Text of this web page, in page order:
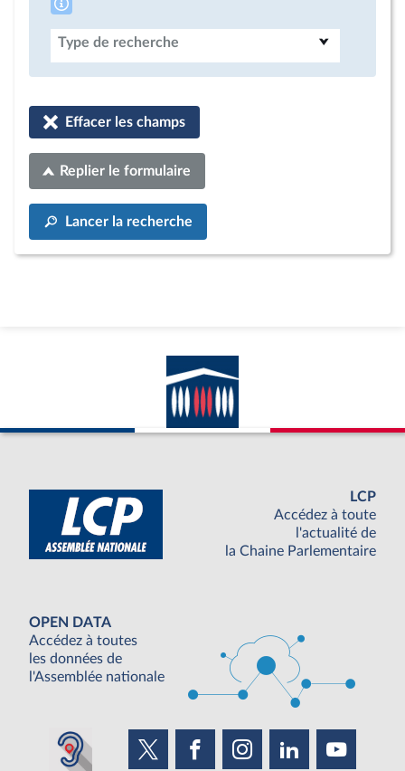
Type de recherche
Effacer les champs
Replier le formulaire
Lancer la recherche
LCP
Accédez à toute
l'actualité de
la Chaine Parlementaire
OPEN DATA
Accédez à toutes
les données de
l'Assemblée nationale